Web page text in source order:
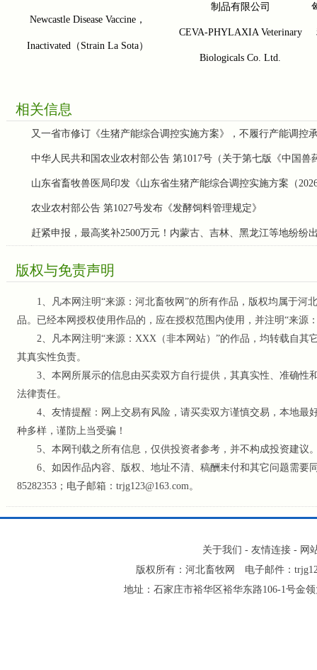
Newcastle Disease Vaccine ，
Inactivated （ Strain La Sota）
制品有限公司
CEVA-PHYLAXIA Veterinary
Biologicals Co. Ltd.
相关信息
又一省市修订《生猪产能综合调控实施方案》，不履行产能调控
中华人民共和国农业农村部公告 第1017号（关于第七版《中国兽
山东省畜牧兽医局印发《山东省生猪产能综合调控实施方案（
农业农村部公告 第1027号发布《发酵饲料管理规定》
赶紧申报，最高奖补2500万元！内蒙古、吉林、黑龙江等地纷纷
版权与免责声明
1、凡本网注明“来源：河北畜牧网”的所有作品，版权均属于河
品。已经本网授权使用作品的，应在授权范围内使用，并注明“来源
2、凡本网注明“来源：XXX（非本网站）”的作品，均转载自其
其真实性负责。
3、本网所展示的信息由买卖双方自行提供，其真实性、准确性
法律责任。
4、友情提醒：网上交易有风险，请买卖双方谨慎交易，本地最
种多样，谨防上当受骗！
5、本网刊载之所有信息，仅供投资者参考 ，并不构成投资建议
6、如因作品内容、版权、地址不清、稿酬未付和其它问题需要
85282353；电子邮箱：trjg123@163.com。
关于我们 - 友情连接 - 网
版权所有：河北畜牧网 电子邮件：
地址：石家庄市裕华区裕华东路106-1号金领